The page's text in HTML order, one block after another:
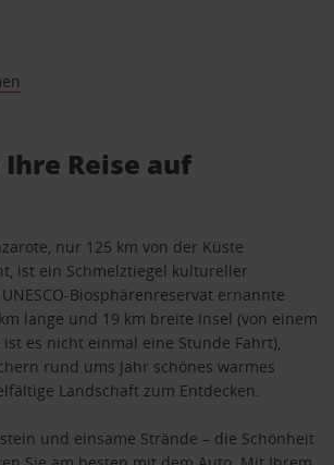
Ihre Reise auf
nur 125 km von der Küste
ist ein Schmelztiegel kultureller
Biosphärenreservat ernannte
lange und 19 km breite Insel (von einem
es nicht einmal eine Stunde Fahrt),
rund ums Jahr schönes warmes
Landschaft zum Entdecken.
und einsame Strände – die Schönheit